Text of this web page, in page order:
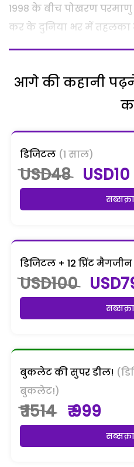
1998 के बीच पोखरण परमाणु
कर के दुनिया भर में तहलका
आगे की कहानी
डिजिटल (1 साल)
USD48 USD10
डिजिटल + 12 प्रिंट मैगजीन
USD100
बुकलेट की सुपर डील!
बुकलेट!)
₹ 1514 ₹ 999